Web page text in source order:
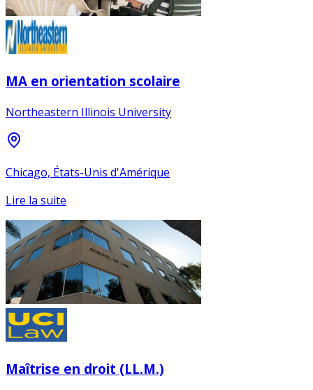
MA en orientation scolaire
Northeastern Illinois University
Chicago, États-Unis d'Amérique
Lire la suite
Maîtrise en droit (LL.M.)